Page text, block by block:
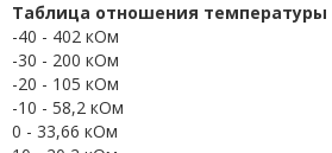
Таблица отношения температуры
-40 - 402 кОм
-30 - 200 кОм
-20 - 105 кОм
-10 - 58,2 кОм
0 - 33,66 кОм